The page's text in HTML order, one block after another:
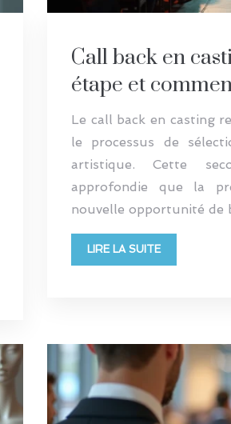
Call back en
étape et
Le call back en casting
le processus de
artistique. Cette
approfondie que la
nouvelle opportunité de
LIRE LA SUITE